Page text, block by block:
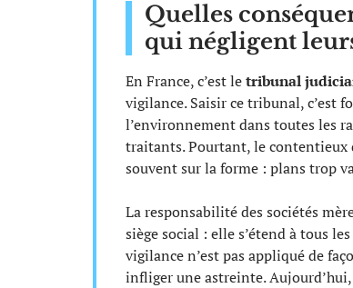
Quelles
qui négligent
En France, c’est letribunal
vigilance. Saisir ce tribunal, c’est
l’environnement dans toutes les
traitants. Pourtant, le contentieux
souvent sur la forme : plans trop
La responsabilité des sociétés
siège social : elle s’étend à tous
vigilance n’est pas appliqué de
infliger une astreinte.